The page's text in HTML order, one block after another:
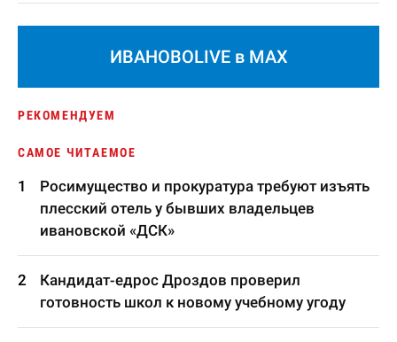
ИВАНОВОLIVE в MAX
РЕКОМЕНДУЕМ
САМОЕ ЧИТАЕМОЕ
Росимущество и прокуратура требуют изъять
плесский отель у бывших владельцев
ивановской «ДСК»
Кандидат-едрос Дроздов проверил
готовность школ к новому учебному угоду